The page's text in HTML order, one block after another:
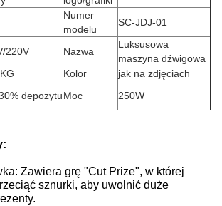
Numer
modelu
SC-JDJ-01
220V Nazwa
Luksusowa
maszyna dźwigowa
Kolor
jak na zdjęciach
depozytuMoc 250W
Zawiera grę "Cut Prize", w której
sznurki, aby uwolnić duże